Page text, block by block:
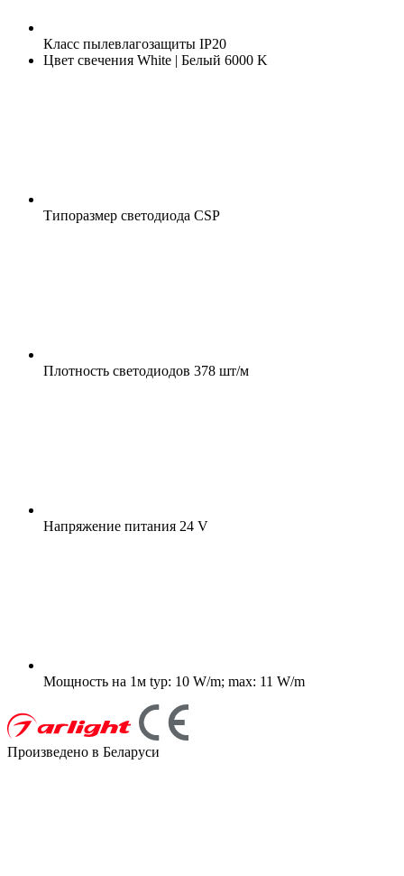
Класс пылевлагозащиты IP20
Цвет свечения White | Белый 6000 K
Типоразмер светодиода CSP
Плотность светодиодов 378 шт/м
Напряжение питания 24 V
Мощность на 1м typ: 10 W/m; max: 11 W/m
Произведено в Беларуси